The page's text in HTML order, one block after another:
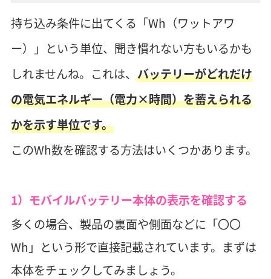
持ち込み条件に出てくる「Wh（ワットアワ
ー）」という単位、聞き慣れない方もいるかも
しれませんね。これは、 バッテリーがどれだけ
の電気エネルギー（電力×時間）を蓄えられる
かを示す単位です。
このWh数を確認する方法はいくつかあります。
1）モバイルバッテリー本体の表示を確認する
多くの場合、製品の裏面や側面などに「〇〇
Wh」という形で直接記載されています。まずは
本体をチェックしてみましょう。